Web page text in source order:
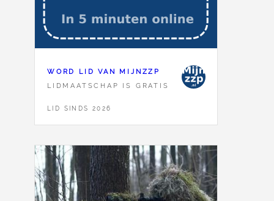
WORD LID VAN MIJNZZP
LIDMAATSCHAP IS GRATIS
LID SINDS 2026